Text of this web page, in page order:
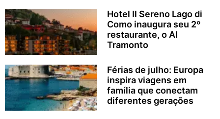
Hotel Il Sereno Lago di
Como inaugura seu 2º
restaurante, o Al
Tramonto
Férias de julho: Europa
inspira viagens em
família que conectam
diferentes gerações